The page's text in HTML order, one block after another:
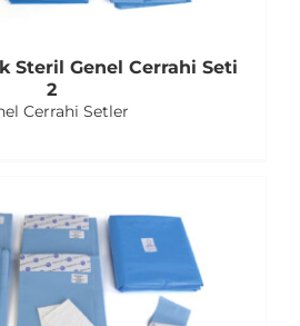
Steril Genel Cerrahi Seti
2
Cerrahi Setler